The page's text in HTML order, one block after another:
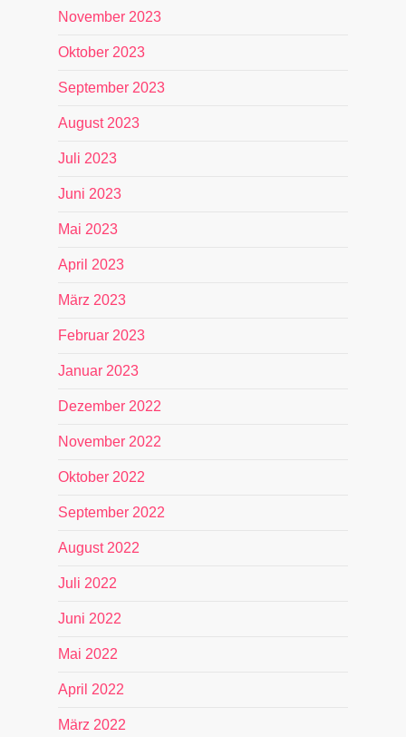
November 2023
Oktober 2023
September 2023
August 2023
Juli 2023
Juni 2023
Mai 2023
April 2023
März 2023
Februar 2023
Januar 2023
Dezember 2022
November 2022
Oktober 2022
September 2022
August 2022
Juli 2022
Juni 2022
Mai 2022
April 2022
März 2022